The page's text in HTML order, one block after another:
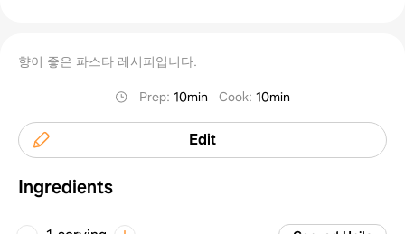
향이 좋은 파스타 레시피입니다.
Prep:10min Cook:10min
Edit
Ingredients